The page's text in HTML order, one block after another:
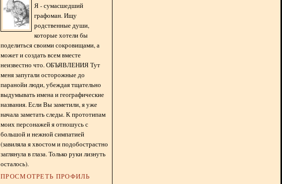
Я - сумасшедший
графоман. Ищу
родственные души,
которые хотели бы
поделиться своими сокровищами, а
может и создать всем вместе
неизвестно что. ОБЪЯВЛЕНИЯ Тут
меня запугали осторожные до
паранойи люди, убеждая тщательно
выдумывать имена и географические
названия. Если Вы заметили, я уже
начала заметать следы. К прототипам
моих персонажей я отношусь с
большой и нежной симпатией
(завиляла я хвостом и подобострастно
заглянула в глаза. Только руки лизнуть
осталось).
ПРОСМОТРЕТЬ ПРОФИЛЬ